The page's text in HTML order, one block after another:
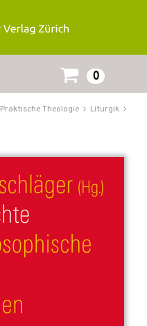
0
Praktische Theologie
Liturgik